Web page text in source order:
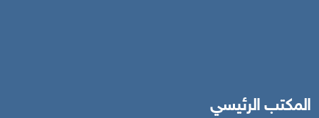
المكتب الرئيسي